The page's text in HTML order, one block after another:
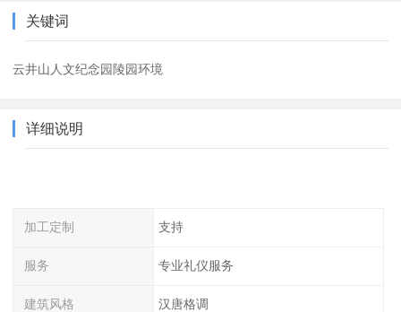
关键词
云井山人文纪念园陵园环境
详细说明
加工定制 支持
服务 专业礼仪服务
建筑风格 汉唐格调